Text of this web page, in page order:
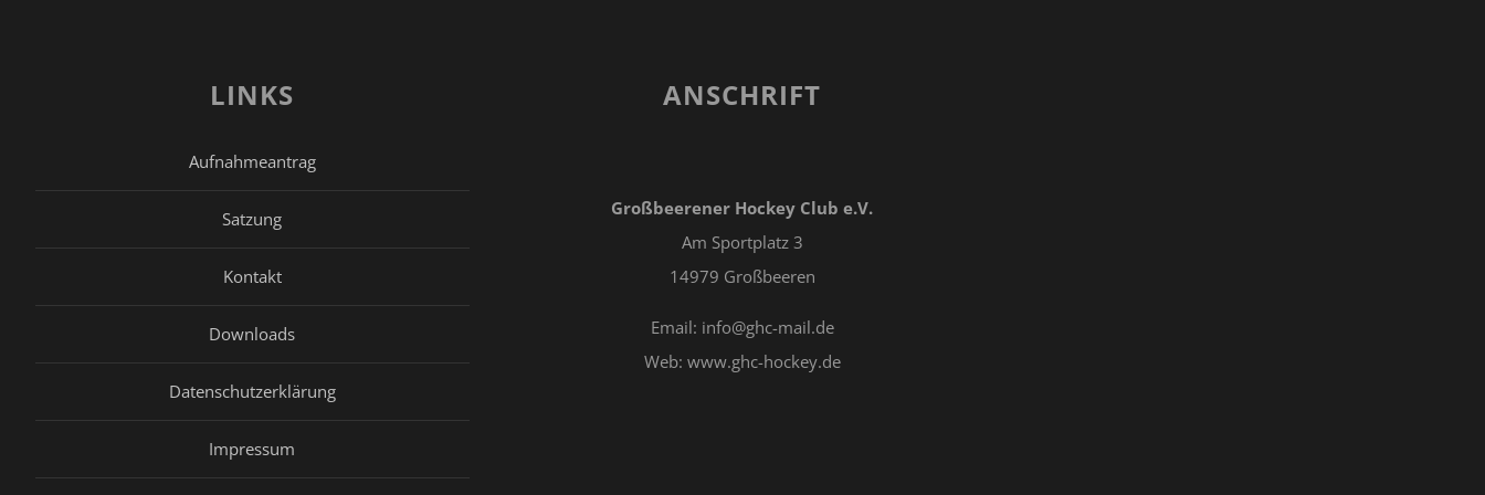
LINKS
Aufnahmeantrag
Satzung
Kontakt
Downloads
Datenschutzerklärung
Impressum
ANSCHRIFT
Großbeerener Hockey Club e.V.
Am Sportplatz 3
14979 Großbeeren
Email: info@ghc-mail.de
Web: www.ghc-hockey.de